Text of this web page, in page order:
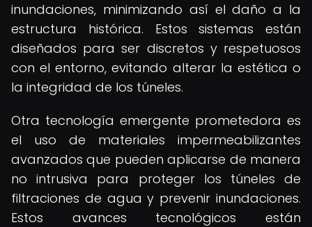
inundaciones, minimizando así el daño a la
estructura histórica. Estos sistemas están
diseñados para ser discretos y respetuosos
con el entorno, evitando alterar la estética o
la integridad de los túneles.
Otra tecnología emergente prometedora es
el uso de materiales impermeabilizantes
avanzados que pueden aplicarse de manera
no intrusiva para proteger los túneles de
filtraciones de agua y prevenir inundaciones.
Estos avances tecnológicos están